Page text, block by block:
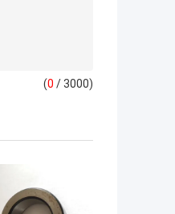
(0 / 3000)